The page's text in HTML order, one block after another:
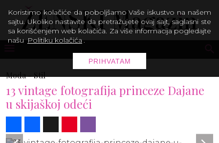
Moda -Stil
13 vintage fotografija princeze Dajane
u skijaškoj odeći
Koristimo kolačiće da poboljšamo Vaše iskustvo na našem
sajtu. Ukoliko nastavite da pretražujete ovaj sajt, saglasni ste
sa korišćenjem web kolačića. Za više informacija pogledajte
našu Politiku kolačića .
PRIHVATAM